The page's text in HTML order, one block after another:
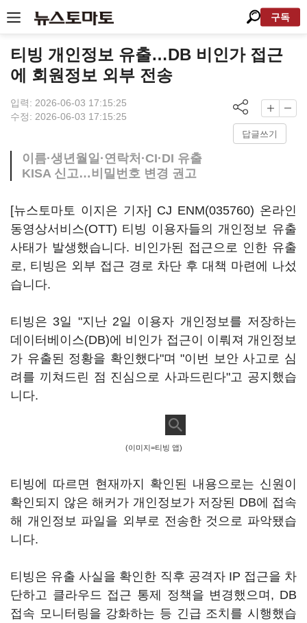
구독
티빙 개인정보 유출…DB 비인가 접근
에 회원정보 외부 전송
입력: 2026-06-03 17:15:25
수정: 2026-06-03 17:15:25
답글쓰기
이름·생년월일·연락처·CI·DI 유출
KISA 신고…비밀번호 변경 권고
[뉴스토마토 이지은 기자] CJ ENM(035760) 온라인
동영상서비스(OTT) 티빙 이용자들의 개인정보 유출
사태가 발생했습니다. 비인가된 접근으로 인한 유출
로, 티빙은 외부 접근 경로 차단 후 대책 마련에 나섰
습니다.
티빙은 3일 "지난 2일 이용자 개인정보를 저장하는
데이터베이스(DB)에 비인가 접근이 이뤄져 개인정보
가 유출된 정황을 확인했다"며 "이번 보안 사고로 심
려를 끼쳐드린 점 진심으로 사과드린다"고 공지했습
니다.
(이미지=티빙 앱)
티빙에 따르면 현재까지 확인된 내용으로는 신원이
확인되지 않은 해커가 개인정보가 저장된 DB에 접속
해 개인정보 파일을 외부로 전송한 것으로 파악됐습
니다.
티빙은 유출 사실을 확인한 직후 공격자 IP 접근을 차
단하고 클라우드 접근 통제 정책을 변경했으며, DB
접속 모니터링을 강화하는 등 긴급 조치를 시행했습